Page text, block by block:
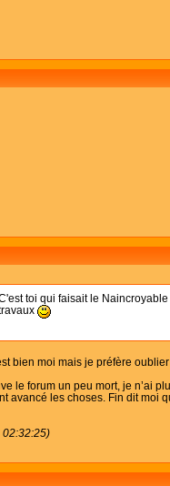
toi qui faisait le Naincroyable
bien moi mais je préfère
le forum un peu mort, je n’ai
avancé les choses. Fin dit
02:32:25)